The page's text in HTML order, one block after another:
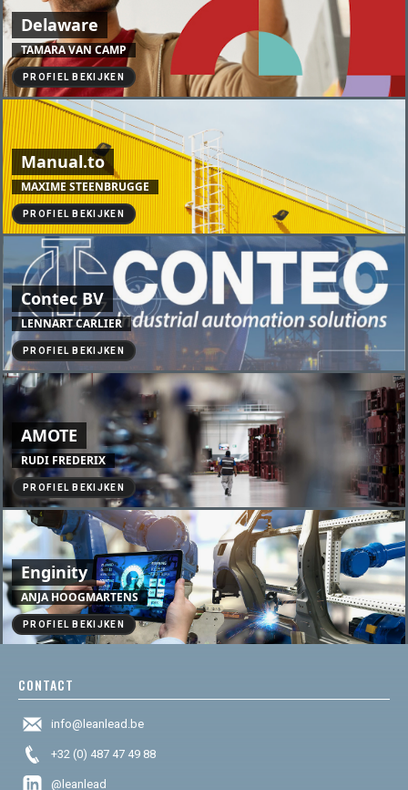
Delaware
TAMARA VAN CAMP
PROFIEL BEKIJKEN
Manual.to
MAXIME STEENBRUGGE
PROFIEL BEKIJKEN
Contec BV
LENNART CARLIER
PROFIEL BEKIJKEN
AMOTE
RUDI FREDERIX
PROFIEL BEKIJKEN
Enginity
ANJA HOOGMARTENS
PROFIEL BEKIJKEN
CONTACT
info@leanlead.be
+32 (0) 487 47 49 88
@leanlead